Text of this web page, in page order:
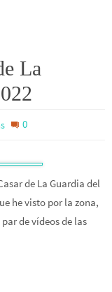
La
0
de La Guardia del
he visto por la zona,
de vídeos de las